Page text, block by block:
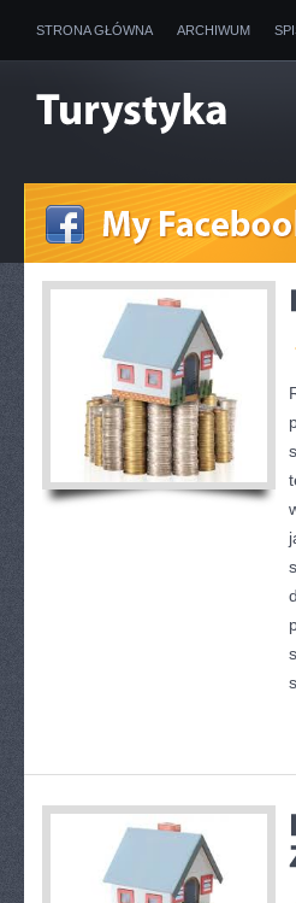
STRONA GŁÓWNA ARCHIWUM